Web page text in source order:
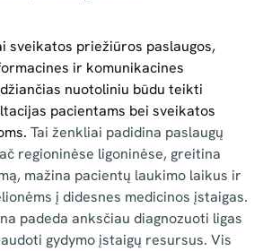
sveikatos priežiūros paslaugos,
ir komunikacines
nuotoliniu būdu teikti
pacientams bei sveikatos
. Tai ženkliai padidina paslaugų
regioninėse ligoninėse, greitina
mažina pacientų laukimo laikus ir
į didesnes medicinos įstaigas.
padeda anksčiau diagnozuoti ligas
gydymo įstaigų resursus. Vis